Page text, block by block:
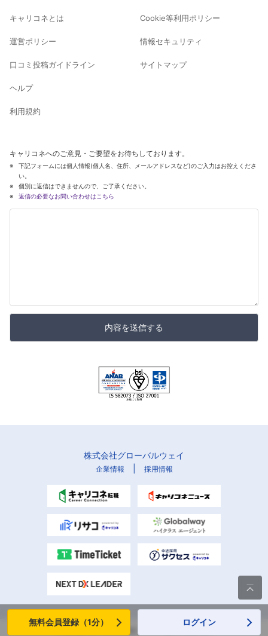
キャリコネとは
運営ポリシー
口コミ投稿ガイドライン
ヘルプ
利用規約
Cookie等利用ポリシー
情報セキュリティ
サイトマップ
キャリコネへのご意見・ご要望をお待ちしております。
下記フォームには個人情報(個人名、住所、メールアドレスなど)のご入力はお控えくださ
い。
個別に返信はできませんので、ご了承ください。
返信の必要なお問い合わせはこちら
内容を送信する
株式会社グローバルウェイ
企業情報 採用情報
Copyright (C) Globalway, Inc. All rights reserved.

無料会員登録（1分） ログイン